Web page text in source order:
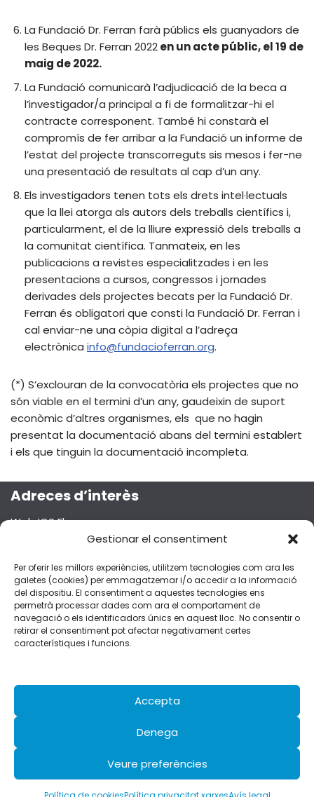
Gestionar el consentiment
Per oferir les millors experiències, utilitzem tecnologies com ara les
galetes (cookies) per emmagatzemar i/o accedir a la informació
del dispositiu. El consentiment a aquestes tecnologies ens
permetrà processar dades com ara el comportament de
navegació o els identificadors únics en aquest lloc. No consentir o
retirar el consentiment pot afectar negativament certes
característiques i funcions.
Accepta
Denega
Veure preferències
La Fundació Dr. Ferran farà públics els guanyadors de
les Beques Dr. Ferran 2022en un acte públic, el 19 de
maig de 2022.
La Fundació comunicarà l’adjudicació de la beca a
l’investigador/a principal a fi de formalitzar-hi el
contracte corresponent. També hi constarà el
compromís de fer arribar a la Fundació un informe de
l’estat del projecte transcorreguts sis mesos i fer-ne
una presentació de resultats al cap d’un any.
Els investigadors tenen tots els drets intel·lectuals
que la llei atorga als autors dels treballs científics i,
particularment, el de la lliure expressió dels treballs a
la comunitat científica. Tanmateix, en les
publicacions a revistes especialitzades i en les
presentacions a cursos, congressos i jornades
derivades dels projectes becats per la Fundació Dr.
Ferran és obligatori que consti la Fundació Dr. Ferran i
cal enviar-ne una còpia digital a l’adreça
electrònica info@fundacioferran.org.
(*) S’exclouran de la convocatòria els projectes que no
són viable en el termini d’un any, gaudeixin de suport
econòmic d’altres organismes, els que no hagin
presentat la documentació abans del termini establert
i els que tinguin la documentació incompleta.
Adreces d’interès
Web ICS Ebre
Projecte Emma
Segueix-nos a les xarxes socials!
Dades de contacte
Avís legal
Política de privacitat Xarxes Socials